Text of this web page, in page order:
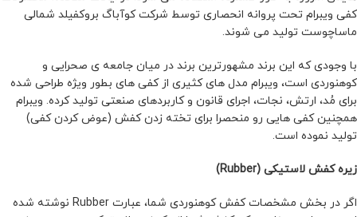
کفی ویبرام تحت پروانه انحصاری توسط شرکت کوآباگ بروکفیلد شمالی
ماساچوست تولید می شوند.
با وجودی که این برند مشهورترین برند در میان جامعه ی صحرایی و
کوهنوردی است، ویبرام مدل های کثیری از کفی های بطور ویژه طراحی شده
برای مُد، ارتش، نجات، اجرای قانون و کاربردهای صنعتی تولید کرده. ویبرام
همچنین کفی هایی رو منحصرا برای تخته زدن کفش (عوض کردن کفی)
تولید نموده است.
زیره کفش لاستیکی (Rubber)
اگر در بخش مشخصات کفش کوهنوردی شما، عبارت Rubber نوشته شده